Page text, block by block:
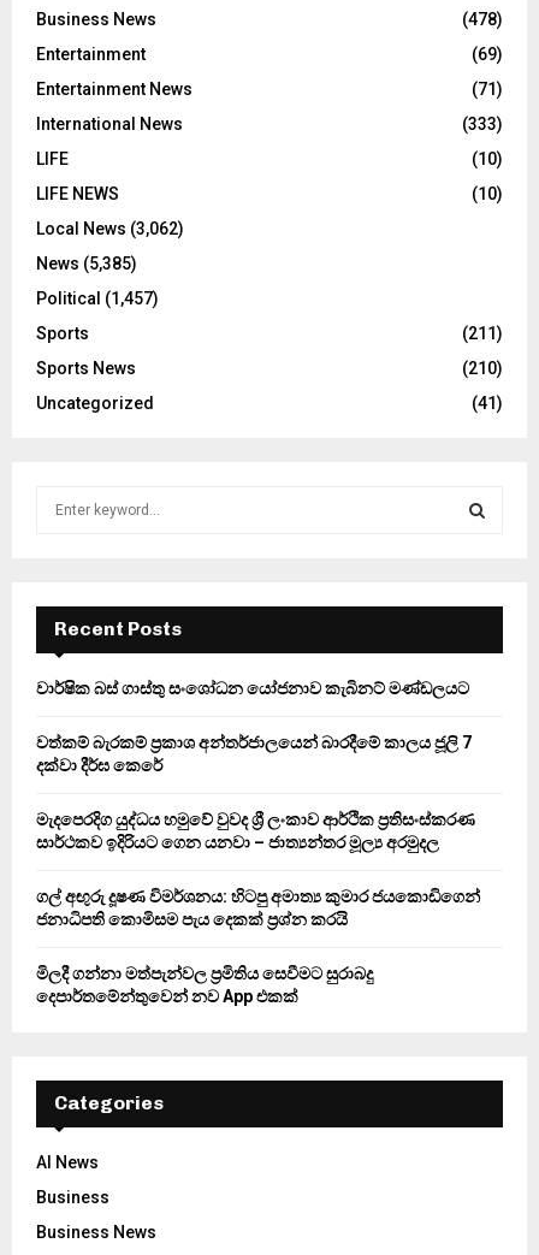
Business News
(478)
Entertainment
(69)
Entertainment News
(71)
International News
(333)
LIFE
(10)
LIFE NEWS
(10)
Local News (3,062)
News (5,385)
Political (1,457)
Sports
(211)
Sports News
(210)
Uncategorized
(41)
f
r
E
A
Recent Posts
වාර්ෂික බස් ගාස්තු සංශෝධන යෝජනාව කැබිනට් මණ්ඩලයට
වත්කම් බැරකම් ප්‍රකාශ අන්තර්ජාලයෙන් බාරදීමේ කාලය ජූලි 7
දක්වා දීර්ඝ කෙරේ
මැදපෙරදිග යුද්ධය හමුවේ වුවද ශ්‍රී ලංකාව ආර්ථික ප්‍රතිසංස්කරණ
සාර්ථකව ඉදිරියට ගෙන යනවා – ජාත්‍යන්තර මූල්‍ය අරමුදල
ගල් අඟුරු දූෂණ විමර්ශනය: හිටපු අමාත්‍ය කුමාර ජයකොඩිගෙන්
ජනාධිපති කොමිසම පැය දෙකක් ප්‍රශ්න කරයි
මිලදී ගන්නා මත්පැන්වල ප්‍රමිතිය සෙවීමට සුරාබදු
දෙපාර්තමේන්තුවෙන් නව App එකක්
Categories
AI News
Business
Business News